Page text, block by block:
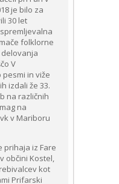
je bilo za
30 let
folklorne
V
in viže
izdali že 33.
na različnih
na
v Mariboru
prihaja iz Fare
občini Kostel,
kot
Prifarski